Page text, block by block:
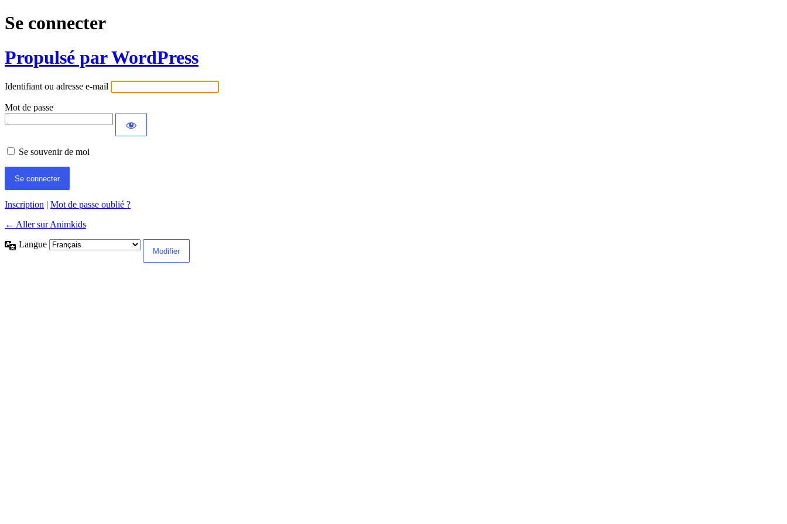
Se connecter
Propulsé par WordPress
Identifiant ou adresse e-mail
Mot de passe
Se souvenir de moi
Inscription | Mot de passe oublié ?
← Aller sur Animkids
Langue